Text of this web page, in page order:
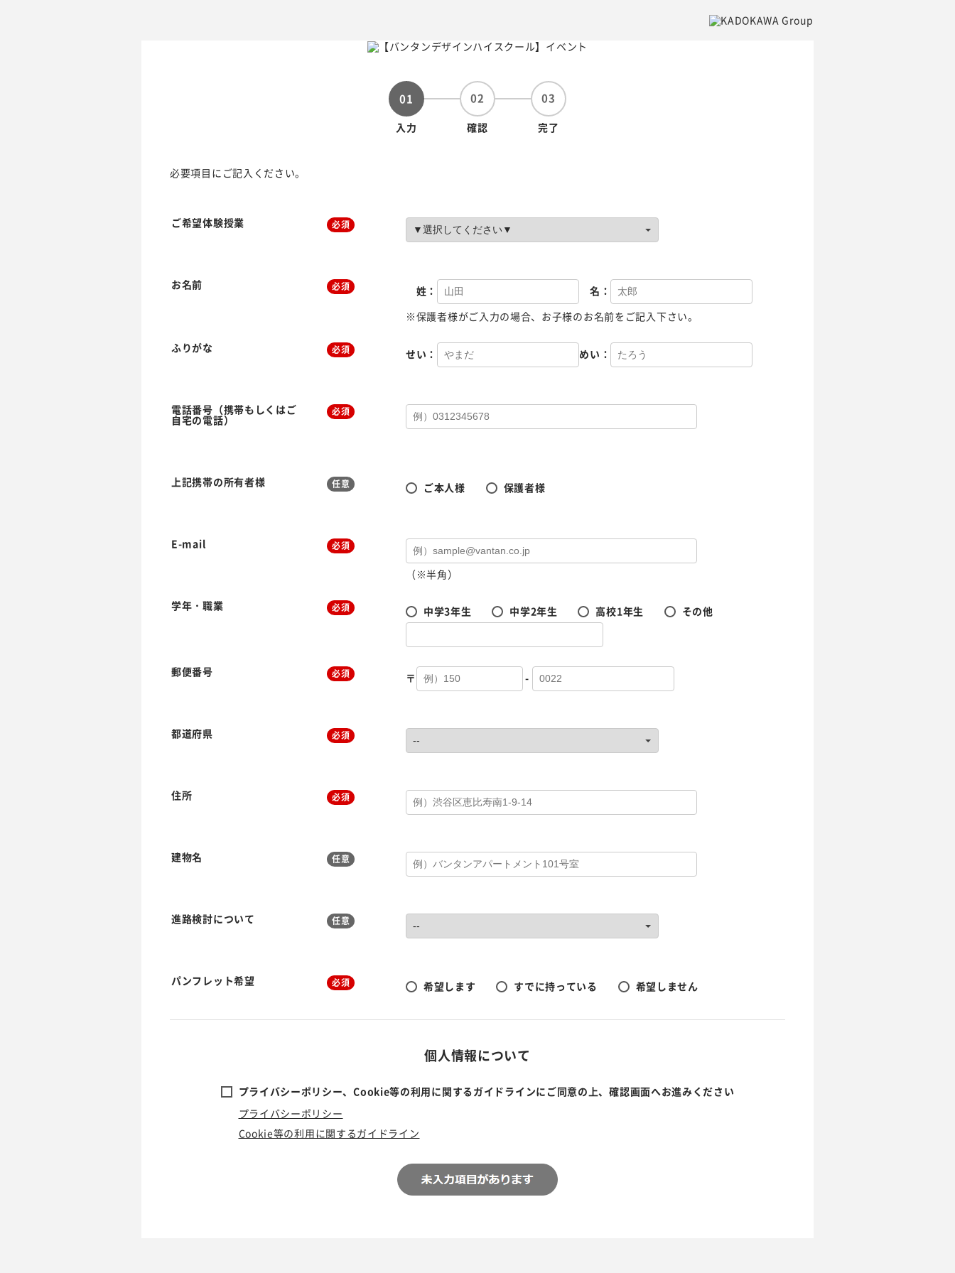
01
入力
02
確認
03
完了
必要項目にご記入ください。
ご希望体験授業 必須
お名前 必須 姓：
名：
※保護者様がご入力の場合、お子様のお名前をご記入下さい。
ふりがな 必須 せい： めい：
電話番号（携帯もしくはご
自宅の電話）
必須
上記携帯の所有者様 任意 ご本人様 保護者様
E-mail 必須
（※半角）
学年・職業 必須 中学3年生 中学2年生 高校1年生 その他
郵便番号 必須 〒 -
都道府県 必須
住所 必須
建物名 任意
進路検討について 任意
パンフレット希望 必須 希望します すでに持っている 希望しません
個人情報について
プライバシーポリシー、Cookie等の利用に関するガイドラインにご同意の上、確認画面へお進みください
プライバシーポリシー
Cookie等の利用に関するガイドライン